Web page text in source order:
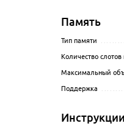
Память
Тип памяти
Количество слотов
Максимальный
Поддержка